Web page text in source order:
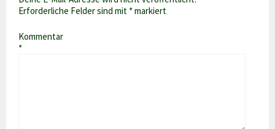
Erforderliche Felder sind mit *markiert
Kommentar
*